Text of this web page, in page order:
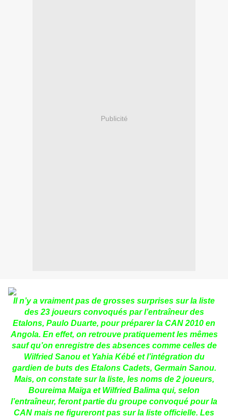
Publicité
Il n’y a vraiment pas de grosses surprises sur la liste
des 23 joueurs convoqués par l’entraîneur des
Etalons, Paulo Duarte, pour préparer la CAN 2010 en
Angola. En effet, on retrouve pratiquement les mêmes
sauf qu’on enregistre des absences comme celles de
Wilfried Sanou et Yahia Kébé et l’intégration du
gardien de buts des Etalons Cadets, Germain Sanou.
Mais, on constate sur la liste, les noms de 2 joueurs,
Boureima Maïga et Wilfried Balima qui, selon
l’entraîneur, feront partie du groupe convoqué pour la
CAN mais ne figureront pas sur la liste officielle. Les